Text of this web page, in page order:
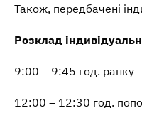
Також, передбачені
Розклад
9:00 – 9:45 год. ранку
12:00 – 12:30 год.